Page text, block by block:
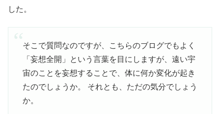
した。
そこで質問なのですが、こちらのブログでもよく
「妄想全開」という言葉を目にしますが、遠い宇
宙のことを妄想することで、体に何か変化が起き
たのでしょうか。 それとも、ただの気分でしょう
か。